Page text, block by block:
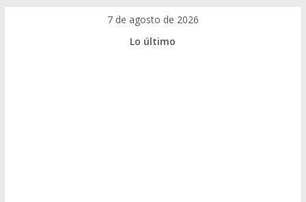
7 de agosto de 2026
Lo último